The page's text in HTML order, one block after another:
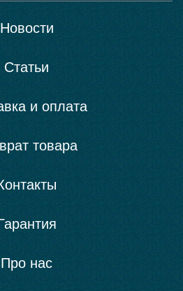
Новости
Статьи
и оплата
товара
Про нас